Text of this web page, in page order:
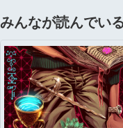
みんなが読んでい